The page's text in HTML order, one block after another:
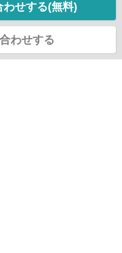
せする(無料)
わせする